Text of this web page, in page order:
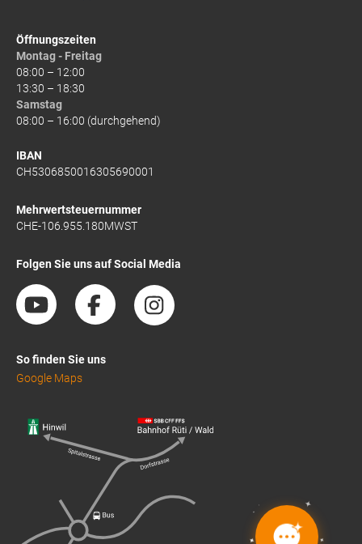
Öffnungszeiten
Montag - Freitag
08:00 – 12:00
13:30 – 18:30
Samstag
08:00 – 16:00 (durchgehend)
IBAN
CH5306850016305690001
Mehrwertsteuernummer
CHE-106.955.180MWST
Folgen Sie uns auf Social Media
So finden Sie uns
Google Maps
✦
✦
✦
✦